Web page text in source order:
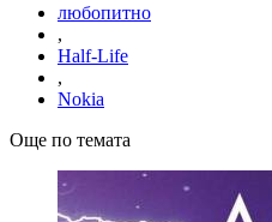
любопитно
,
Half-Life
,
Nokia
Още по темата